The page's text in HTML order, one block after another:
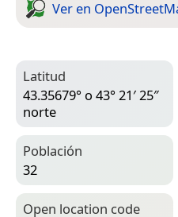
Ver en
Latitud
43.35679° o 43° 21′ 25″
norte
Población
32
Open location code